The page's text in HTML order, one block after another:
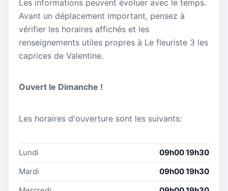
Les informations peuvent évoluer avec le temps.
Avant un déplacement important, pensez à
vérifier les horaires affichés et les
renseignements utiles propres à Le fleuriste 3 les
caprices de Valentine.
Ouvert le Dimanche !
Les horaires d'ouverture sont les suivants:
Lundi
09h00 19h30
Mardi
09h00 19h30